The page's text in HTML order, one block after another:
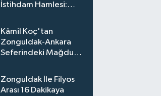
İstihdam Hamlesi:
Kâmil Koç'tan
Zonguldak-Ankara
Seferindeki Mağdur
Zonguldak İle Filyos
Arası 16 Dakikaya